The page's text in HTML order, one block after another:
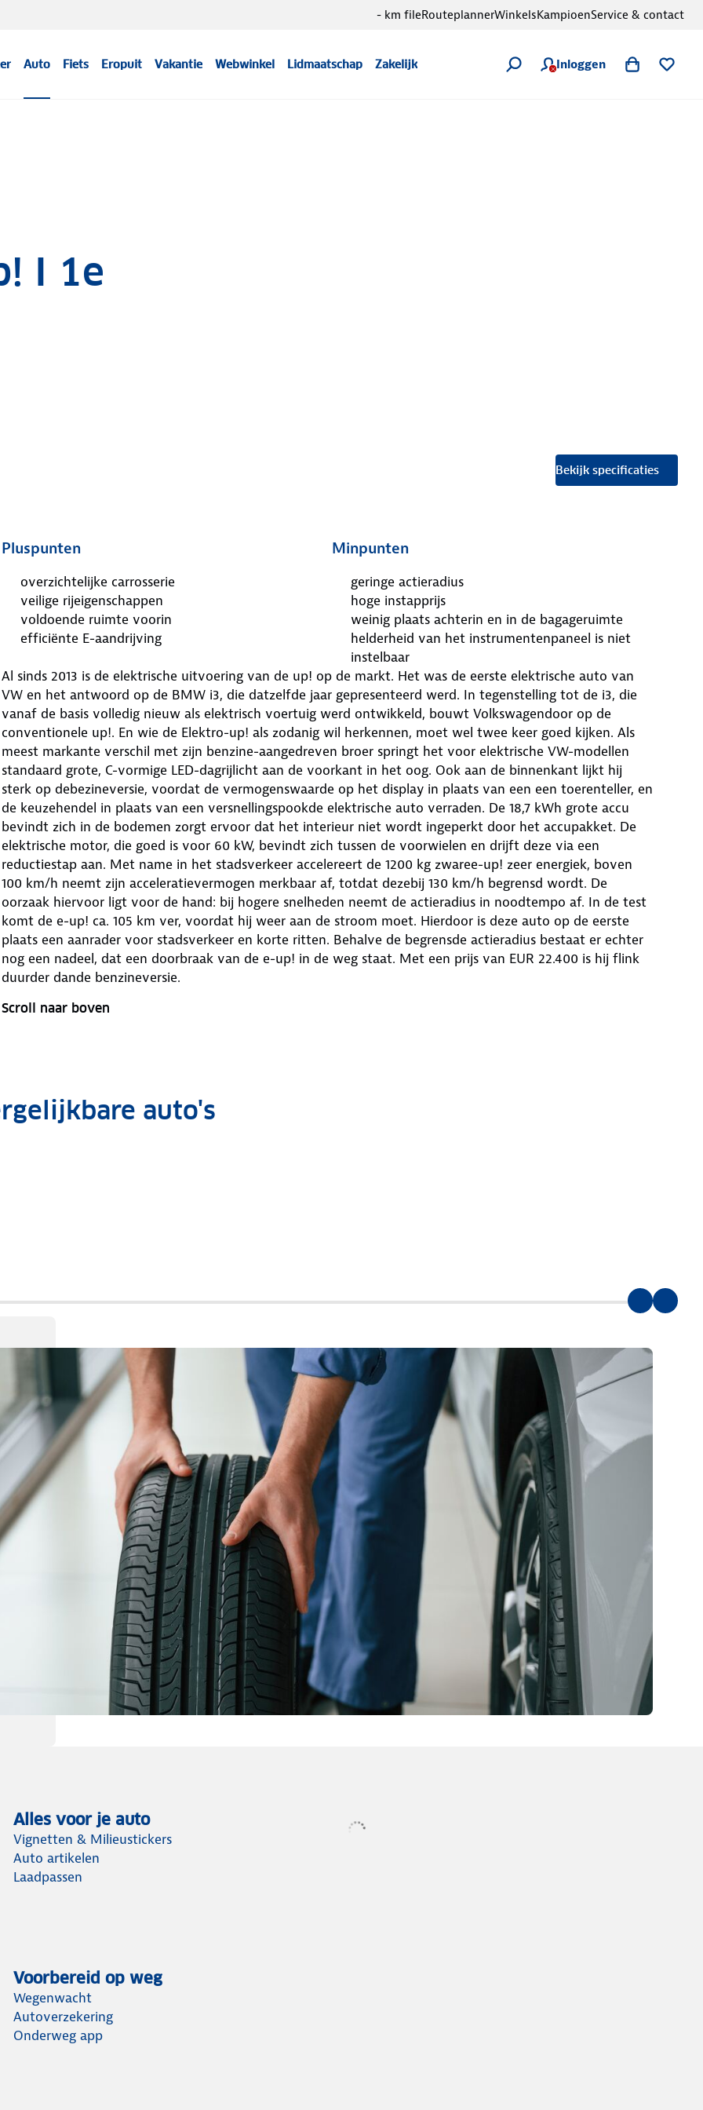
Auto Fiets Eropuit Vakantie Webwinkel Lidmaatschap Zakelijk Inloggen
- km fileRouteplannerWinkelsKampioenService & contact
I 1e
Bekijk specificaties
Pluspunten
overzichtelijke carrosserie
veilige rijeigenschappen
voldoende ruimte voorin
efficiënte E-aandrijving
Minpunten
geringe actieradius
hoge instapprijs
weinig plaats achterin en in de bagageruimte
helderheid van het instrumentenpaneel is niet
instelbaar
Al sinds 2013 is de elektrische uitvoering van de up! op de markt. Het was de eerste elektrische auto van
VW en het antwoord op de BMW i3, die datzelfde jaar gepresenteerd werd. In tegenstelling tot de i3, die
vanaf de basis volledig nieuw als elektrisch voertuig werd ontwikkeld, bouwt Volkswagendoor op de
conventionele up!. En wie de Elektro-up! als zodanig wil herkennen, moet wel twee keer goed kijken. Als
meest markante verschil met zijn benzine-aangedreven broer springt het voor elektrische VW-modellen
standaard grote, C-vormige LED-dagrijlicht aan de voorkant in het oog. Ook aan de binnenkant lijkt hij
sterk op debezineversie, voordat de vermogenswaarde op het display in plaats van een een toerenteller, en
de keuzehendel in plaats van een versnellingspookde elektrische auto verraden. De 18,7 kWh grote accu
bevindt zich in de bodemen zorgt ervoor dat het interieur niet wordt ingeperkt door het accupakket. De
elektrische motor, die goed is voor 60 kW, bevindt zich tussen de voorwielen en drijft deze via een
reductiestap aan. Met name in het stadsverkeer accelereert de 1200 kg zwaree-up! zeer energiek, boven
100 km/h neemt zijn acceleratievermogen merkbaar af, totdat dezebij 130 km/h begrensd wordt. De
oorzaak hiervoor ligt voor de hand: bij hogere snelheden neemt de actieradius in noodtempo af. In de test
komt de e-up! ca. 105 km ver, voordat hij weer aan de stroom moet. Hierdoor is deze auto op de eerste
plaats een aanrader voor stadsverkeer en korte ritten. Behalve de begrensde actieradius bestaat er echter
nog een nadeel, dat een doorbraak van de e-up! in de weg staat. Met een prijs van EUR 22.400 is hij flink
duurder dande benzineversie.
Scroll naar boven
auto's
Alles voor je auto
Vignetten & Milieustickers
Auto artikelen
Laadpassen
Voorbereid op weg
Wegenwacht
Autoverzekering
Onderweg app